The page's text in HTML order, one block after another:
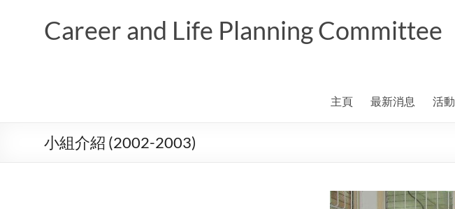
Career and Life Planning Committee
主頁 最新消息 活動
小組介紹 (2002-2003)